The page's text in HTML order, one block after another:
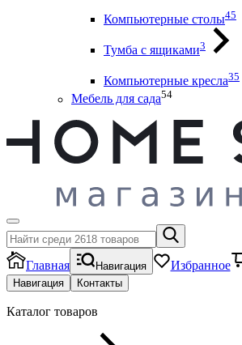
Компьютерные столы45
Тумба с ящиками3
Компьютерные кресла35
Мебель для сада54
Главная Навигация Избранное
Навигация Контакты
Каталог товаров